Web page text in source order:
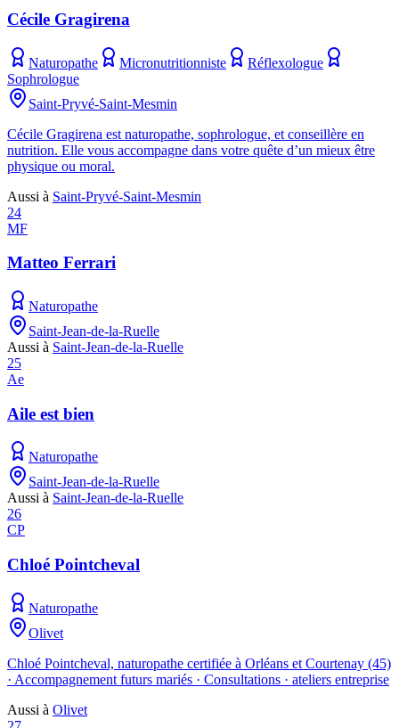
Cécile Gragirena
Naturopathe Micronutritionniste
Réflexologue
Sophrologue
Saint-Pryvé-Saint-Mesmin
Cécile Gragirena est naturopathe, sophrologue, et conseillère en
nutrition. Elle vous accompagne dans votre quête d’un mieux être
physique ou moral.
Aussi à Saint-Pryvé-Saint-Mesmin
24
MF
Matteo Ferrari
Naturopathe
Saint-Jean-de-la-Ruelle
Aussi à Saint-Jean-de-la-Ruelle
25
Ae
Aile est bien
Naturopathe
Saint-Jean-de-la-Ruelle
Aussi à Saint-Jean-de-la-Ruelle
26
CP
Chloé Pointcheval
Naturopathe
Olivet
Chloé Pointcheval, naturopathe certifiée à Orléans et Courtenay (45)
· Accompagnement futurs mariés · Consultations · ateliers entreprise
Aussi à Olivet